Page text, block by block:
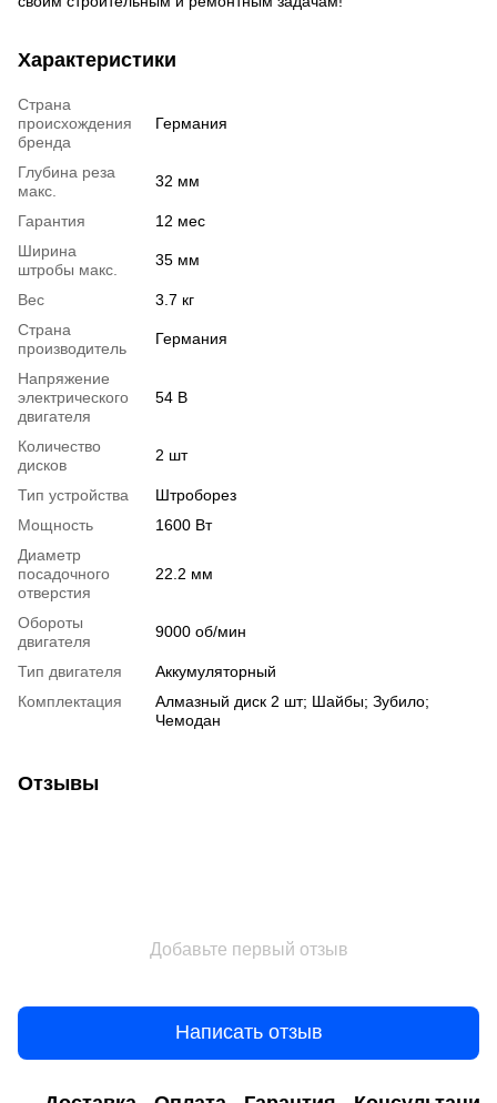
Характеристики
Страна
происхождения
бренда
Германия
Глубина реза
макс.
32 мм
Гарантия
12 мес
Ширина
штробы макс.
35 мм
Вес
3.7 кг
Страна
производитель
Германия
Напряжение
электрического
двигателя
54 В
Количество
дисков
2 шт
Тип устройства
Штроборез
Мощность
1600 Вт
Диаметр
посадочного
отверстия
22.2 мм
Обороты
двигателя
9000 об/мин
Тип двигателя
Аккумуляторный
Комплектация
Алмазный диск 2 шт; Шайбы; Зубило;
Чемодан
Отзывы
Добавьте первый отзыв
Написать отзыв